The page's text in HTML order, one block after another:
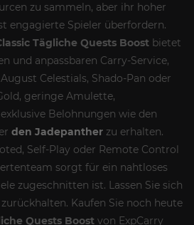
zu sammeln, aber ihr hoher
engagierte Spieler überfordern.
Tägliche Quests Boost bietet
und anpassbaren Carry-Service,
Celestials, Shado-Pan oder
geringe Amulette,
Belohnungen wie den
den Jadepanther zu erhalten.
Self-Play oder Remote Control
sorgt für ein nahtloses
zugeschnitten ist. Lassen Sie sich
Kaufen Sie noch heute
Quests Boost von ExpCarry